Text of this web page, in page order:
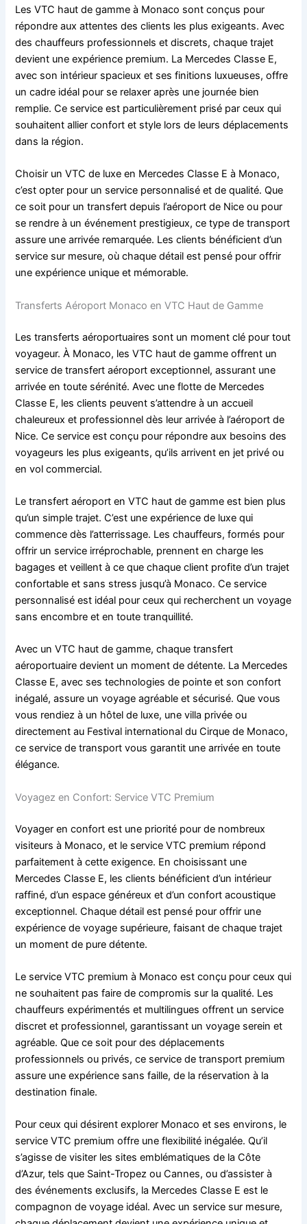
Les VTC haut de gamme à Monaco sont conçus pour
répondre aux attentes des clients les plus exigeants. Avec
des chauffeurs professionnels et discrets, chaque trajet
devient une expérience premium. La Mercedes Classe E,
avec son intérieur spacieux et ses finitions luxueuses, offre
un cadre idéal pour se relaxer après une journée bien
remplie. Ce service est particulièrement prisé par ceux qui
souhaitent allier confort et style lors de leurs déplacements
dans la région.
Choisir un VTC de luxe en Mercedes Classe E à Monaco,
c’est opter pour un service personnalisé et de qualité. Que
ce soit pour un transfert depuis l’aéroport de Nice ou pour
se rendre à un événement prestigieux, ce type de transport
assure une arrivée remarquée. Les clients bénéficient d’un
service sur mesure, où chaque détail est pensé pour offrir
une expérience unique et mémorable.
Transferts Aéroport Monaco en VTC Haut de Gamme
Les transferts aéroportuaires sont un moment clé pour tout
voyageur. À Monaco, les VTC haut de gamme offrent un
service de transfert aéroport exceptionnel, assurant une
arrivée en toute sérénité. Avec une flotte de Mercedes
Classe E, les clients peuvent s’attendre à un accueil
chaleureux et professionnel dès leur arrivée à l’aéroport de
Nice. Ce service est conçu pour répondre aux besoins des
voyageurs les plus exigeants, qu’ils arrivent en jet privé ou
en vol commercial.
Le transfert aéroport en VTC haut de gamme est bien plus
qu’un simple trajet. C’est une expérience de luxe qui
commence dès l’atterrissage. Les chauffeurs, formés pour
offrir un service irréprochable, prennent en charge les
bagages et veillent à ce que chaque client profite d’un trajet
confortable et sans stress jusqu’à Monaco. Ce service
personnalisé est idéal pour ceux qui recherchent un voyage
sans encombre et en toute tranquillité.
Avec un VTC haut de gamme, chaque transfert
aéroportuaire devient un moment de détente. La Mercedes
Classe E, avec ses technologies de pointe et son confort
inégalé, assure un voyage agréable et sécurisé. Que vous
vous rendiez à un hôtel de luxe, une villa privée ou
directement au Festival international du Cirque de Monaco,
ce service de transport vous garantit une arrivée en toute
élégance.
Voyagez en Confort: Service VTC Premium
Voyager en confort est une priorité pour de nombreux
visiteurs à Monaco, et le service VTC premium répond
parfaitement à cette exigence. En choisissant une
Mercedes Classe E, les clients bénéficient d’un intérieur
raffiné, d’un espace généreux et d’un confort acoustique
exceptionnel. Chaque détail est pensé pour offrir une
expérience de voyage supérieure, faisant de chaque trajet
un moment de pure détente.
Le service VTC premium à Monaco est conçu pour ceux qui
ne souhaitent pas faire de compromis sur la qualité. Les
chauffeurs expérimentés et multilingues offrent un service
discret et professionnel, garantissant un voyage serein et
agréable. Que ce soit pour des déplacements
professionnels ou privés, ce service de transport premium
assure une expérience sans faille, de la réservation à la
destination finale.
Pour ceux qui désirent explorer Monaco et ses environs, le
service VTC premium offre une flexibilité inégalée. Qu’il
s’agisse de visiter les sites emblématiques de la Côte
d’Azur, tels que Saint-Tropez ou Cannes, ou d’assister à
des événements exclusifs, la Mercedes Classe E est le
compagnon de voyage idéal. Avec un service sur mesure,